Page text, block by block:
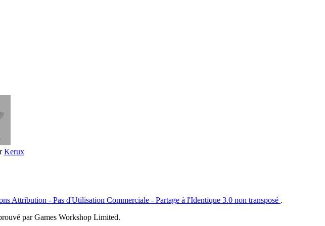
Kerux
Attribution - Pas d'Utilisation Commerciale - Partage à l'Identique 3.0 non transposé .
par Games Workshop Limited.